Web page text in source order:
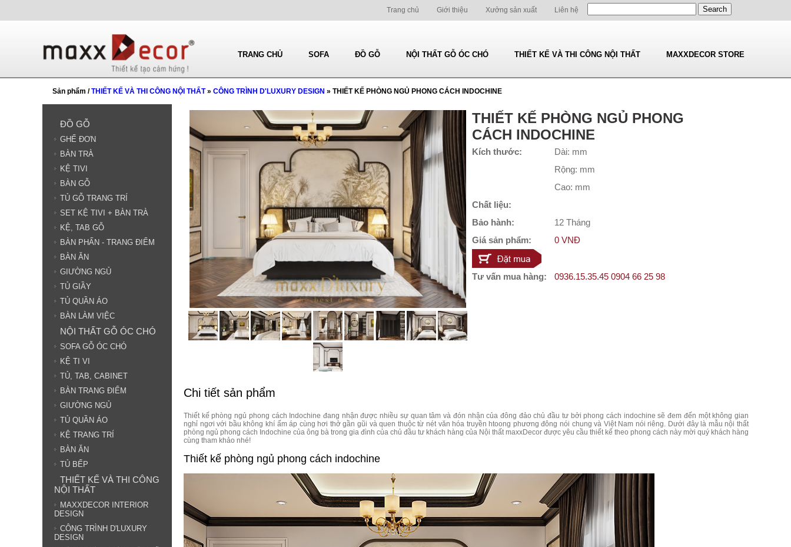
Trang chủ Giới thiệu Xưởng sản xuất Liên hệ
TRANG CHỦ SOFA ĐỒ GỖ NỘI THẤT GỖ ÓC CHÓ THIẾT KẾ VÀ THI CÔNG NỘI THẤT MAXXDECOR STORE
Sản phẩm /THIẾT KẾ VÀ THI CÔNG NỘI THẤT» CÔNG TRÌNH D'LUXURY DESIGN » THIẾT KẾ PHÒNG NGỦ PHONG CÁCH INDOCHINE
THIẾT KẾ PHÒNG NGỦ PHONG
CÁCH INDOCHINE
Kích thước:
Dài: mm
Rộng: mm
Cao: mm
Chất liệu:
Bảo hành:
12 Tháng
Giá sản phẩm:
0 VNĐ
Tư vấn mua hàng: 0936.15.35.45 0904 66 25 98
Chi tiết sản phẩm
Thiết kế phòng ngủ phong cách Indochine đang nhận được nhiều sự quan tâm và đón nhận của đông đảo chủ đầu tư bởi phong cách indochine sẽ đem đến một không gian
nghỉ ngơi với bầu không khí ấm áp cùng hơi thở gần gũi và quen thuộc từ nét văn hóa truyền htoong phương đông nói chung và Việt Nam nói riêng. Dưới đây là mẫu nội thất
phòng ngủ phong cách Indochine của ông bà trong gia đình của chủ đầu tư khách hàng của Nội thất maxxDecor được yêu cầu thiết kế theo phong cách này mời quý khách hàng
cùng tham khảo nhé!
Thiết kế phòng ngủ phong cách indochine
ĐỒ GỖ
GHẾ ĐƠN
BÀN TRÀ
KỆ TIVI
BÀN GỖ
TỦ GỖ TRANG TRÍ
SET KỆ TIVI + BÀN TRÀ
KỆ, TAB GỖ
BÀN PHẤN - TRANG ĐIỂM
BÀN ĂN
GIƯỜNG NGỦ
TỦ GIẦY
TỦ QUẦN ÁO
BÀN LÀM VIỆC
NỘI THẤT GỖ ÓC CHÓ
SOFA GỖ ÓC CHÓ
KỆ TI VI
TỦ, TAB, CABINET
BÀN TRANG ĐIỂM
GIƯỜNG NGỦ
TỦ QUẦN ÁO
KỆ TRANG TRÍ
BÀN ĂN
TỦ BẾP
THIẾT KẾ VÀ THI CÔNG
NỘI THẤT
MAXXDECOR INTERIOR
DESIGN
CÔNG TRÌNH D'LUXURY
DESIGN